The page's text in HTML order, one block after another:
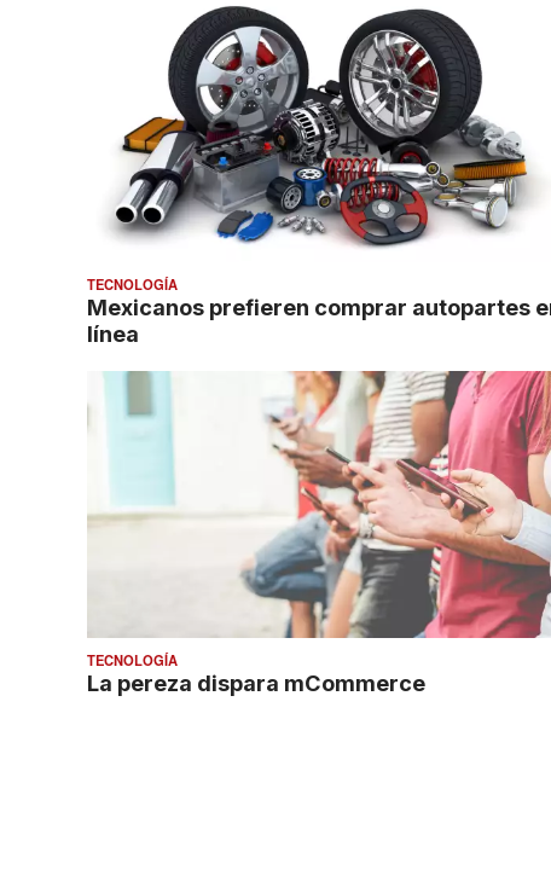
TECNOLOGÍA
Mexicanos prefieren comprar autopartes
línea
TECNOLOGÍA
La pereza dispara mCommerce